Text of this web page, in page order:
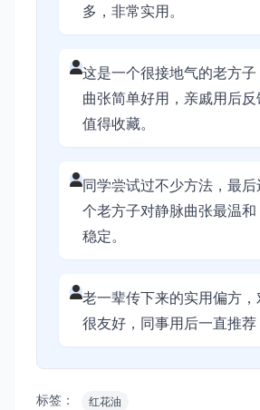
多，非常实用。
这是一个很接地气的老方
曲张简单好用，亲戚用后反
值得收藏。
同学尝试过不少方法，最
个老方子对静脉曲张最温
稳定。
老一辈传下来的实用偏方
很友好，同事用后一直推荐
标签： 红花油